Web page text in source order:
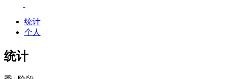
统计
个人
统计